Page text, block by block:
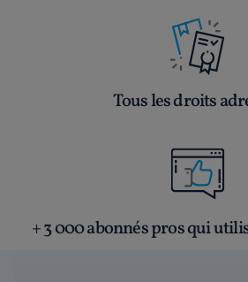
Tous les droits
+ 3 000 abonnés pros qui